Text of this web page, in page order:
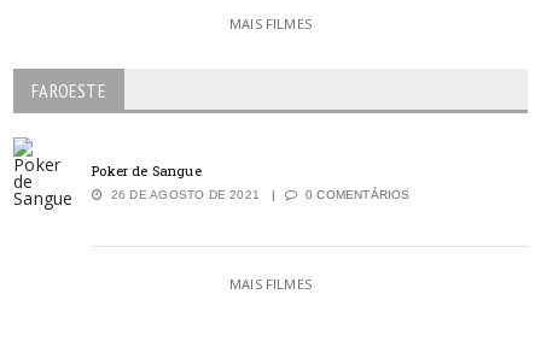
MAIS FILMES
FAROESTE
Poker de Sangue
26 DE AGOSTO DE 2021 0 COMENTÁRIOS
MAIS FILMES